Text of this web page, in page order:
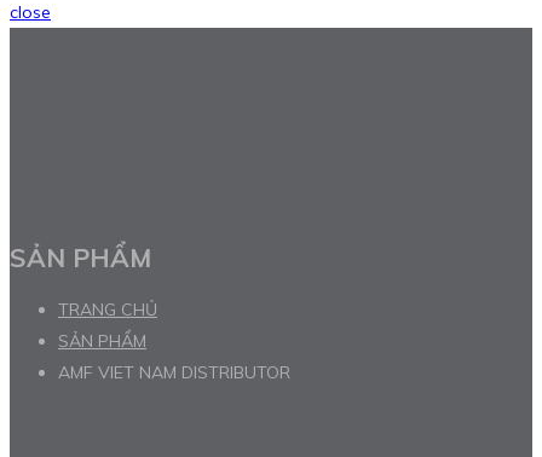
close
SẢN PHẨM
TRANG CHỦ
SẢN PHẨM
AMF VIET NAM DISTRIBUTOR